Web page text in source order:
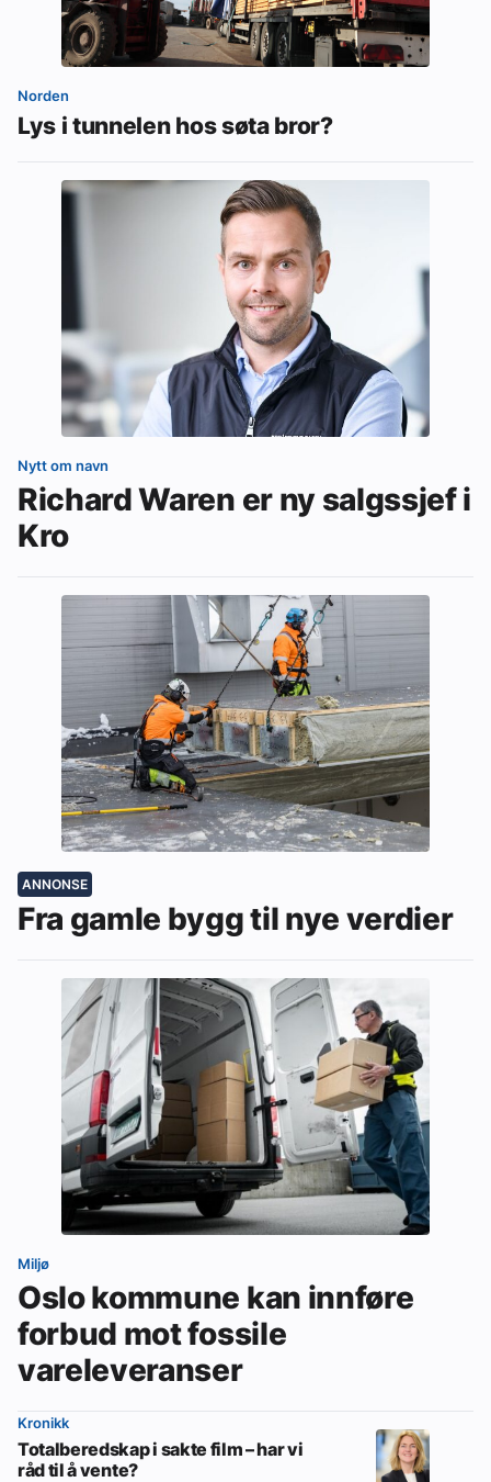
Norden
Lys i tunnelen hos søta bror?
Nytt om navn
Richard Waren er ny salgssjef i
Kro
ANNONSE
Fra gamle bygg til nye verdier
Miljø
Oslo kommune kan innføre
forbud mot fossile
vareleveranser
Kronikk
Totalberedskap i sakte film – har vi
råd til å vente?